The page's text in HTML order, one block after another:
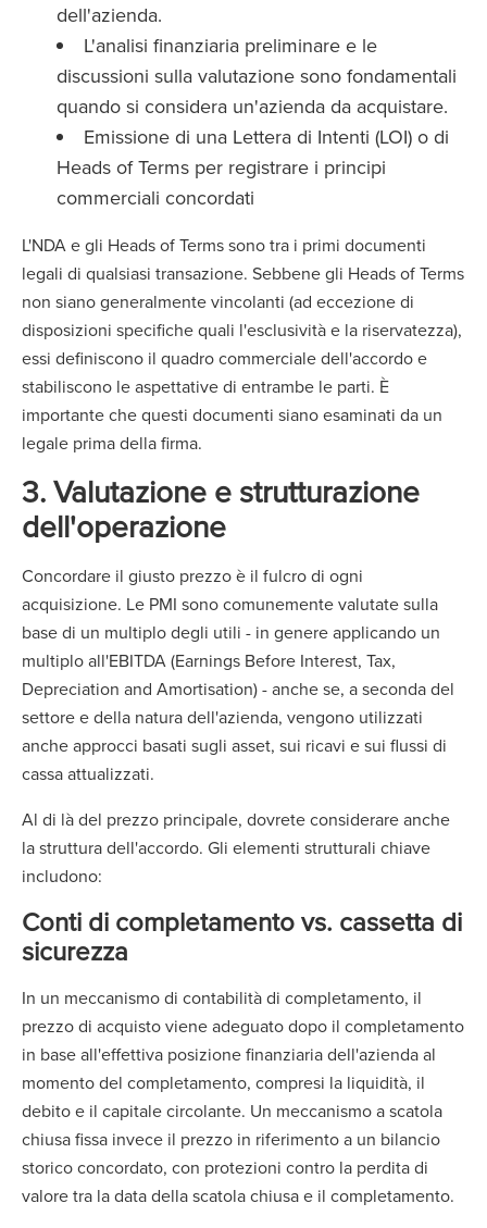
dell'azienda.
L'analisi finanziaria preliminare e le
discussioni sulla valutazione sono fondamentali
quando si considera un'azienda da acquistare.
Emissione di una Lettera di Intenti (LOI) o di
Heads of Terms per registrare i principi
commerciali concordati
L'NDA e gli Heads of Terms sono tra i primi documenti
legali di qualsiasi transazione. Sebbene gli Heads of Terms
non siano generalmente vincolanti (ad eccezione di
disposizioni specifiche quali l'esclusività e la riservatezza),
essi definiscono il quadro commerciale dell'accordo e
stabiliscono le aspettative di entrambe le parti. È
importante che questi documenti siano esaminati da un
legale prima della firma.
3. Valutazione e strutturazione
dell'operazione
Concordare il giusto prezzo è il fulcro di ogni
acquisizione. Le PMI sono comunemente valutate sulla
base di un multiplo degli utili - in genere applicando un
multiplo all'EBITDA (Earnings Before Interest, Tax,
Depreciation and Amortisation) - anche se, a seconda del
settore e della natura dell'azienda, vengono utilizzati
anche approcci basati sugli asset, sui ricavi e sui flussi di
cassa attualizzati.
Al di là del prezzo principale, dovrete considerare anche
la struttura dell'accordo. Gli elementi strutturali chiave
includono:
Conti di completamento vs. cassetta di
sicurezza
In un meccanismo di contabilità di completamento, il
prezzo di acquisto viene adeguato dopo il completamento
in base all'effettiva posizione finanziaria dell'azienda al
momento del completamento, compresi la liquidità, il
debito e il capitale circolante. Un meccanismo a scatola
chiusa fissa invece il prezzo in riferimento a un bilancio
storico concordato, con protezioni contro la perdita di
valore tra la data della scatola chiusa e il completamento.